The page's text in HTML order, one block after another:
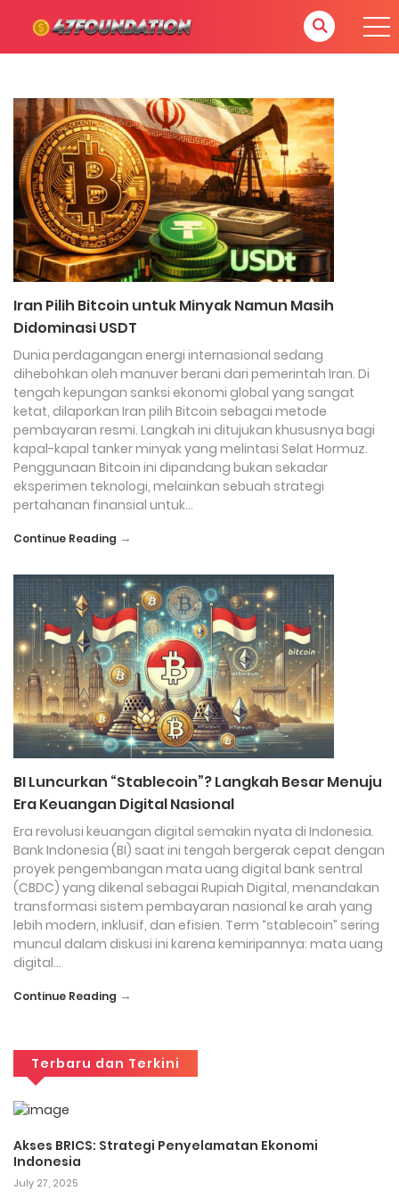
Iran Pilih Bitcoin untuk Minyak Namun Masih
Didominasi USDT
Dunia perdagangan energi internasional sedang
dihebohkan oleh manuver berani dari pemerintah Iran. Di
tengah kepungan sanksi ekonomi global yang sangat
ketat, dilaporkan Iran pilih Bitcoin sebagai metode
pembayaran resmi. Langkah ini ditujukan khususnya bagi
kapal-kapal tanker minyak yang melintasi Selat Hormuz.
Penggunaan Bitcoin ini dipandang bukan sekadar
eksperimen teknologi, melainkan sebuah strategi
pertahanan finansial untuk…
Continue Reading →
BI Luncurkan “Stablecoin”? Langkah Besar Menuju
Era Keuangan Digital Nasional
Era revolusi keuangan digital semakin nyata di Indonesia.
Bank Indonesia (BI) saat ini tengah bergerak cepat dengan
proyek pengembangan mata uang digital bank sentral
(CBDC) yang dikenal sebagai Rupiah Digital, menandakan
transformasi sistem pembayaran nasional ke arah yang
lebih modern, inklusif, dan efisien. Term “stablecoin” sering
muncul dalam diskusi ini karena kemiripannya: mata uang
digital…
Continue Reading →
Terbaru dan Terkini
Akses BRICS: Strategi Penyelamatan Ekonomi
Indonesia
July 27, 2025